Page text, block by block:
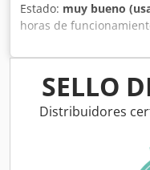
Estado: muy bueno
horas de
FD285 de segunda
Eex Andorf Año de
SELLO
Distribuidores